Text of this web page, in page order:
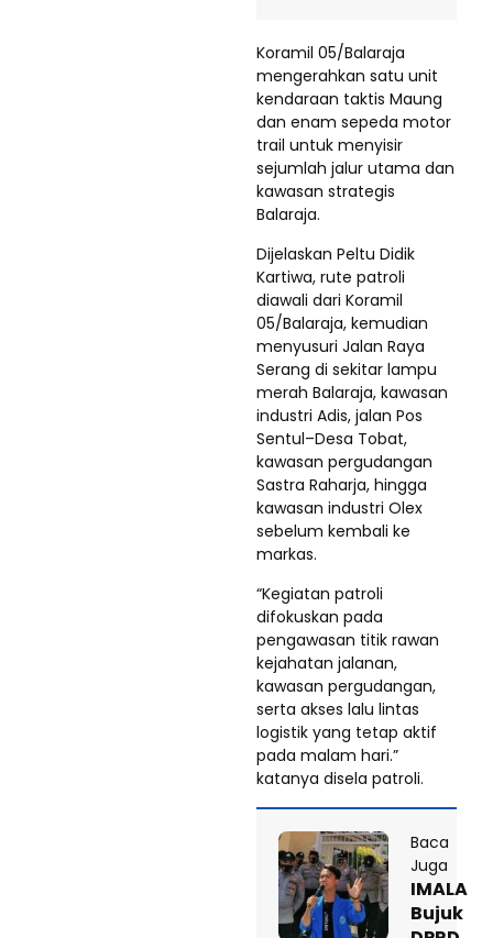
Koramil 05/Balaraja
mengerahkan satu unit
kendaraan taktis Maung
dan enam sepeda motor
trail untuk menyisir
sejumlah jalur utama dan
kawasan strategis
Balaraja.
Dijelaskan Peltu Didik
Kartiwa, rute patroli
diawali dari Koramil
05/Balaraja, kemudian
menyusuri Jalan Raya
Serang di sekitar lampu
merah Balaraja, kawasan
industri Adis, jalan Pos
Sentul–Desa Tobat,
kawasan pergudangan
Sastra Raharja, hingga
kawasan industri Olex
sebelum kembali ke
markas.
“Kegiatan patroli
difokuskan pada
pengawasan titik rawan
kejahatan jalanan,
kawasan pergudangan,
serta akses lalu lintas
logistik yang tetap aktif
pada malam hari.”
katanya disela patroli.
Baca
Juga
IMALA
Bujuk